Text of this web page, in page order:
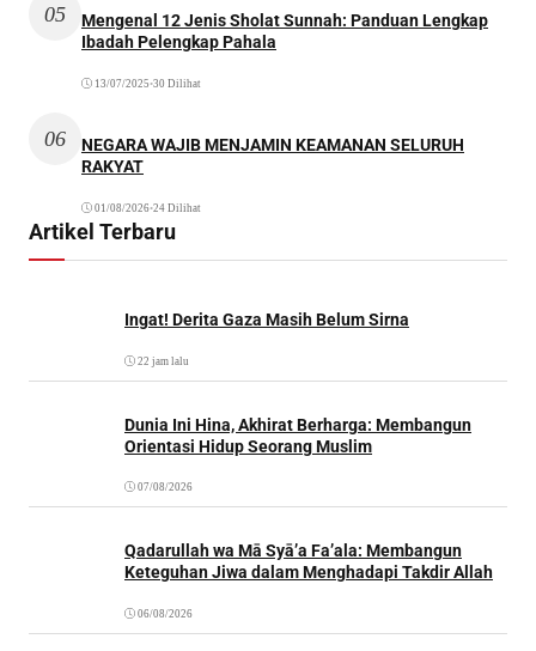
05
Mengenal 12 Jenis Sholat Sunnah: Panduan Lengkap
Ibadah Pelengkap Pahala
13/07/2025 •30 Dilihat
06
NEGARA WAJIB MENJAMIN KEAMANAN SELURUH
RAKYAT
01/08/2026•24 Dilihat
Artikel Terbaru
Ingat! Derita Gaza Masih Belum Sirna
22 jam lalu
Dunia Ini Hina, Akhirat Berharga: Membangun
Orientasi Hidup Seorang Muslim
07/08/2026
Qadarullah wa Mā Syā’a Fa’ala: Membangun
Keteguhan Jiwa dalam Menghadapi Takdir Allah
06/08/2026